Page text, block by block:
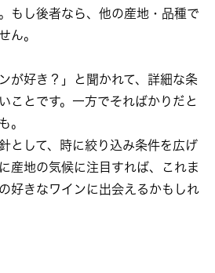
もし後者なら、他の産地・品種で
ん。
が好き？」と聞かれて、詳細な条
ことです。一方でそればかりだと
。
として、時に絞り込み条件を広げ
産地の気候に注目すれば、これま
好きなワインに出会えるかもしれ